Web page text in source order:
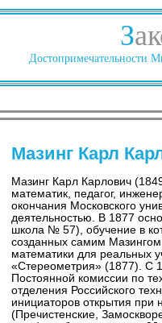
З
Достопримечательности
Мазинг Карл
Мазинг Карл Карлович
математик, педагог,
окончания Московского
деятельностью. В 1877
школа № 57), обучение в
созданных самим
математики для реальных
«Стереометрия» (1877). С
Постоянной комиссии по
отделения Российского
инициаторов открытия при
(Пречистенские,